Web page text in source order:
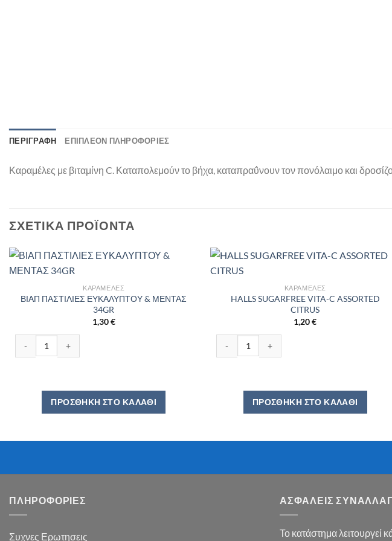
ΠΕΡΙΓΡΑΦΉ ΕΠΙΠΛΈΟΝ ΠΛΗΡΟΦΟΡΊΕΣ
Καραμέλες με βιταμίνη C. Καταπολεμούν το βήχα, καταπραΰνουν τον πονόλαιμο και
ΣΧΕΤΙΚΆ ΠΡΟΪΌΝΤΑ
ΚΑΡΑΜΈΛΕΣ
ΒΙΑΠ ΠΑΣΤΙΛΙΕΣ ΕΥΚΑΛΥΠΤΟΥ & ΜΕΝΤΑΣ
34GR
1,30€
ΠΡΟΣΘΉΚΗ ΣΤΟ ΚΑΛΆΘΙ
ΚΑΡΑΜΈΛΕΣ
HALLS SUGARFREE VITA-C ASSORTED
CITRUS
1,20€
ΠΡΟΣΘΉΚΗ ΣΤΟ ΚΑΛΆΘΙ
ΠΛΗΡΟΦΟΡΙΕΣ
Συχνες Ερωτησεις
ΑΣΦΑΛΕΙΣ
Το κατάστημα λειτουργεί